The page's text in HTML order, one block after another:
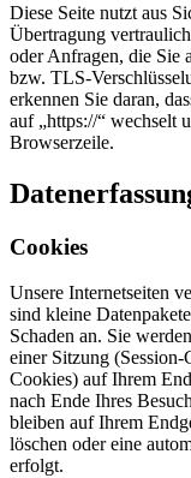
Diese Seite nutzt aus
Übertragung
oder Anfragen, die Sie
bzw. TLS-
erkennen Sie daran,
auf „https://“ wechselt
Browserzeile.
Cookies
Unsere Internetseiten
sind kleine
Schaden an. Sie
einer Sitzung
Cookies) auf Ihrem
nach Ende Ihres
bleiben auf Ihrem
löschen oder eine
erfolgt.